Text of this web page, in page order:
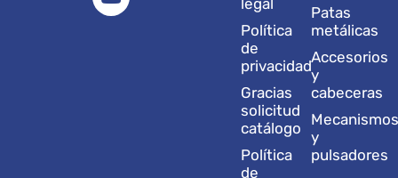
b
legal
Política
de
privacidad
Gracias
solicitud
catálogo
Política
de
Patas
metálicas
Accesorios
y
cabeceras
y
pulsadores